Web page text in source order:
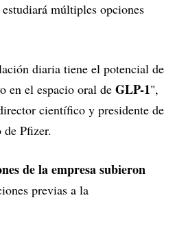
múltiples opciones
diaria tiene el potencial de
en el espacio oral de GLP-1",
científico y presidente de
Pfizer.
de la empresa subieron
previas a la